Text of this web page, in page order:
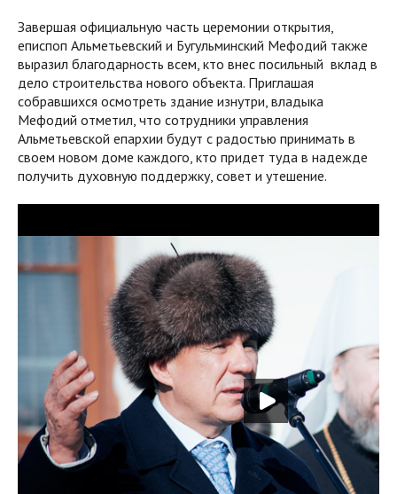
Завершая официальную часть церемонии открытия,
еписпоп Альметьевский и Бугульминский Мефодий также
выразил благодарность всем, кто внес посильный вклад в
дело строительства нового объекта. Приглашая
собравшихся осмотреть здание изнутри, владыка
Мефодий отметил, что сотрудники управления
Альметьевской епархии будут с радостью принимать в
своем новом доме каждого, кто придет туда в надежде
получить духовную поддержку, совет и утешение.